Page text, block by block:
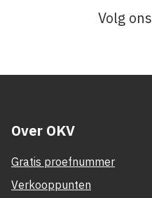
Volg ons
Over OKV
Gratis proefnummer
Verkooppunten